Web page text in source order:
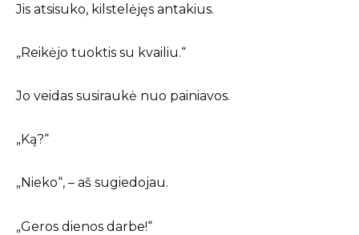
Jis atsisuko, kilstelėjęs antakius.
„Reikėjo tuoktis su kvailiu.“
Jo veidas susiraukė nuo painiavos.
„Ką?“
„Nieko“, – aš sugiedojau.
„Geros dienos darbe!“